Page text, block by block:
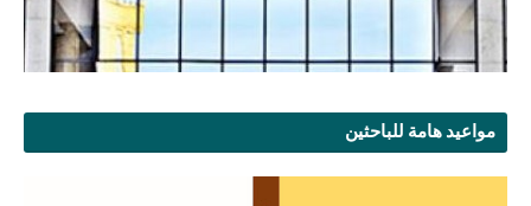
مواعيد هامة للباحثين